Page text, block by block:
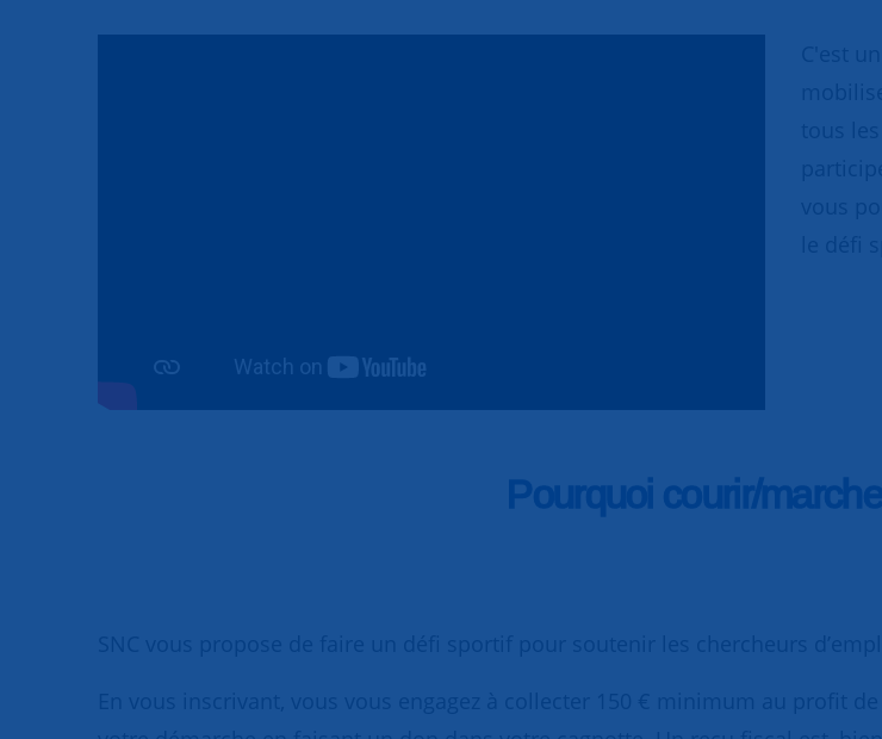
Pourquoi courir/